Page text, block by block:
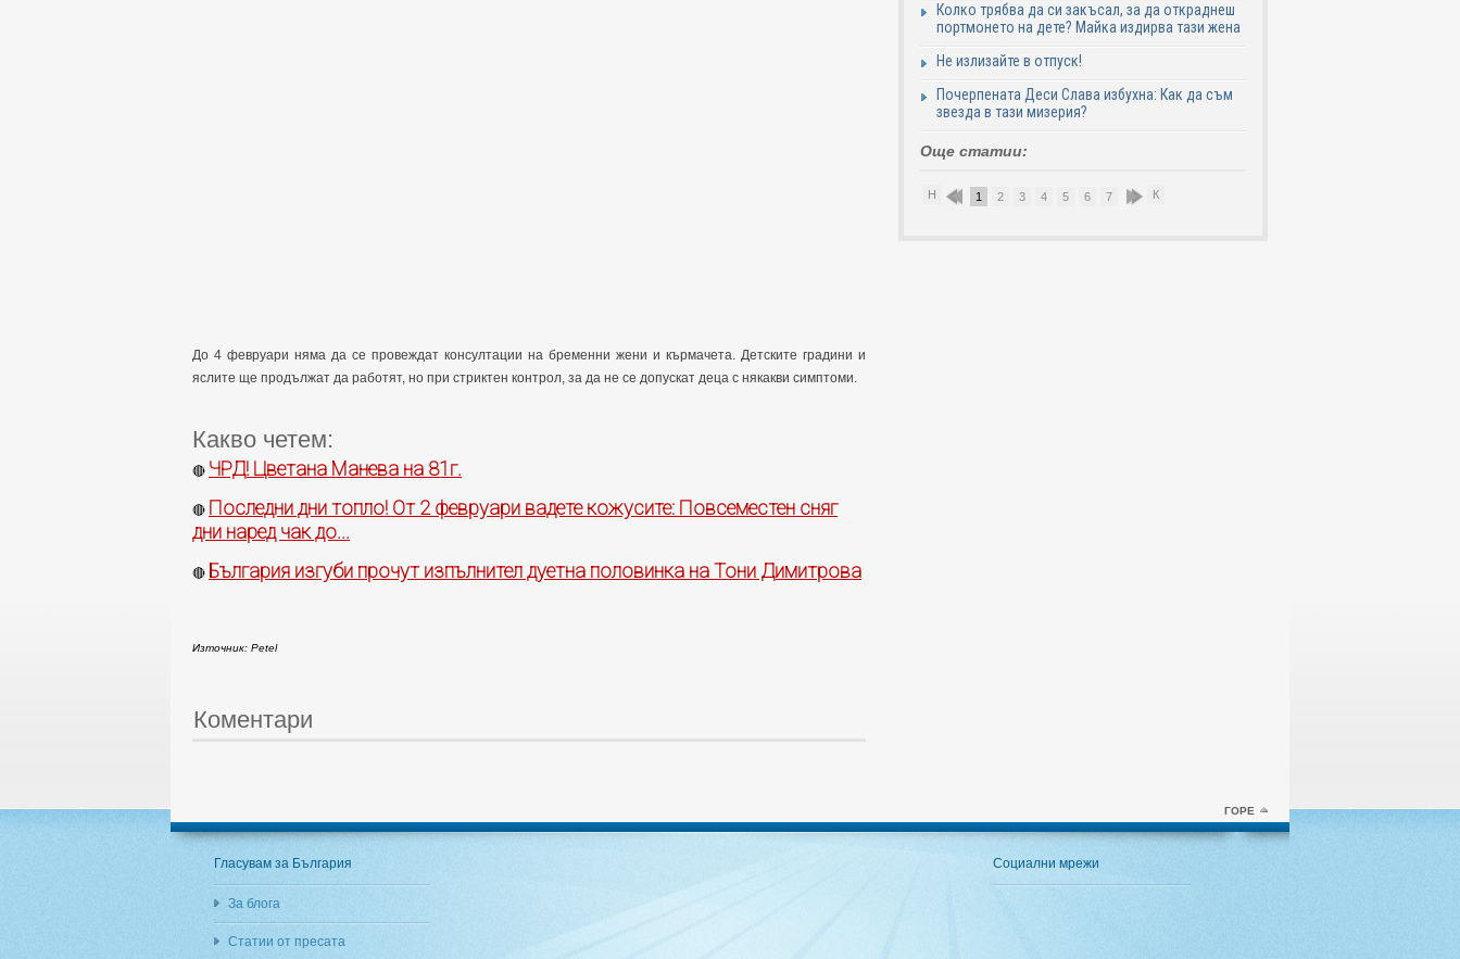
До 4 февруари няма да се провеждат консултации на бременни жени и кърмачета. Детските градини и
яслите ще продължат да работят, но при стриктен контрол, за да не се допускат деца с някакви симптоми.
Какво четем:
🔴 ЧРД! Цветана Манева на 81г.
🔴 Последни дни топло! От 2 февруари вадете кожусите: Повсеместен сняг
дни наред чак до...
🔴 България изгуби прочут изпълнител дуетна половинка на Тони Димитрова
Източник: Petel
Коментари
Колко трябва да си закъсал, за да откраднеш
портмонето на дете? Майка издирва тази жена
Не излизайте в отпуск!
Почерпената Деси Слава избухна: Как да съм
звезда в тази мизерия?
Още статии:
Н 1 2 3 4 5 6 7 8 9К
ГОРЕ
Гласувам за България
За блога
Статии от пресата
Социални мрежи